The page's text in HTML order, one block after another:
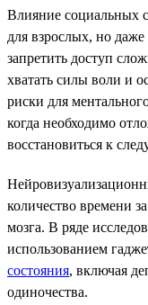
Влияние социальных
для взрослых, но
запретить доступ
хватать силы воли и
риски для
когда необходимо
восстановиться к
количество времени
мозга. В ряде
использованием
состояния, включая
одиночества.